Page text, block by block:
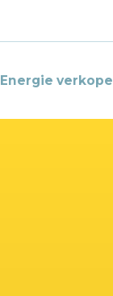
Energie